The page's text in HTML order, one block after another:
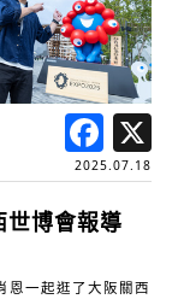
2025.07.18
世博會報導
恩一起逛了大阪關西